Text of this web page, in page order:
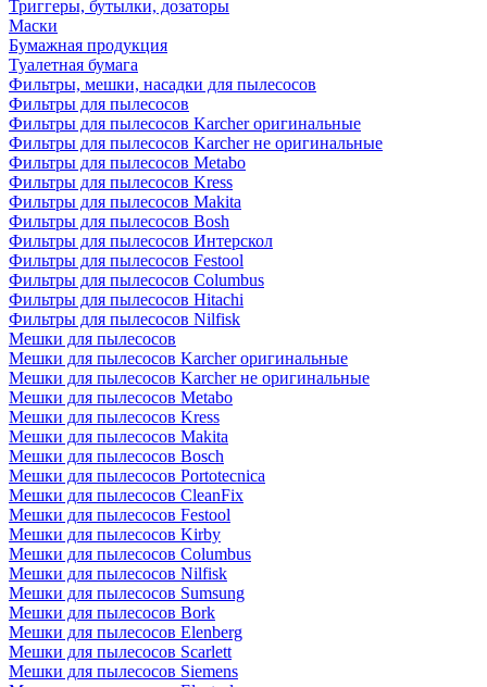
Триггеры, бутылки, дозаторы
Маски
Бумажная продукция
Туалетная бумага
Фильтры, мешки, насадки для пылесосов
Фильтры для пылесосов
Фильтры для пылесосов Karcher оригинальные
Фильтры для пылесосов Karcher не оригинальные
Фильтры для пылесосов Metabo
Фильтры для пылесосов Kress
Фильтры для пылесосов Makita
Фильтры для пылесосов Bosh
Фильтры для пылесосов Интерскол
Фильтры для пылесосов Festool
Фильтры для пылесосов Columbus
Фильтры для пылесосов Hitachi
Фильтры для пылесосов Nilfisk
Мешки для пылесосов
Мешки для пылесосов Karcher оригинальные
Мешки для пылесосов Karcher не оригинальные
Мешки для пылесосов Metabo
Мешки для пылесосов Kress
Мешки для пылесосов Makita
Мешки для пылесосов Bosch
Мешки для пылесосов Portotecnica
Мешки для пылесосов CleanFix
Мешки для пылесосов Festool
Мешки для пылесосов Kirby
Мешки для пылесосов Columbus
Мешки для пылесосов Nilfisk
Мешки для пылесосов Sumsung
Мешки для пылесосов Bork
Мешки для пылесосов Elenberg
Мешки для пылесосов Scarlett
Мешки для пылесосов Siemens